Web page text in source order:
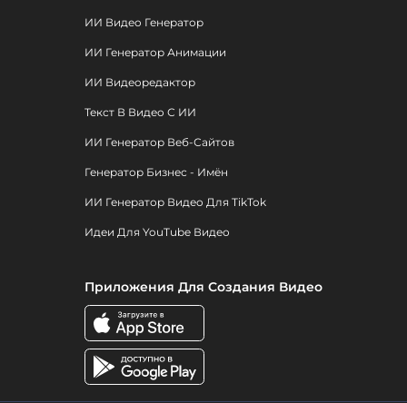
ИИ Видео Генератор
ИИ Генератор Анимации
ИИ Видеоредактор
Текст В Видео С ИИ
ИИ Генератор Веб-Сайтов
Генератор Бизнес - Имён
ИИ Генератор Видео Для TikTok
Идеи Для YouTube Видео
Приложения Для Создания Видео